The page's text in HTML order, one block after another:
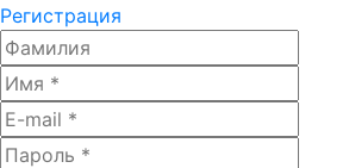
Регистрация